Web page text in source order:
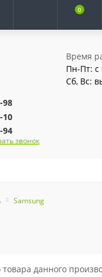
0
Время
Пн-Пт: с
Сб, Вс:
98
10
94
звонок
Samsung
данного